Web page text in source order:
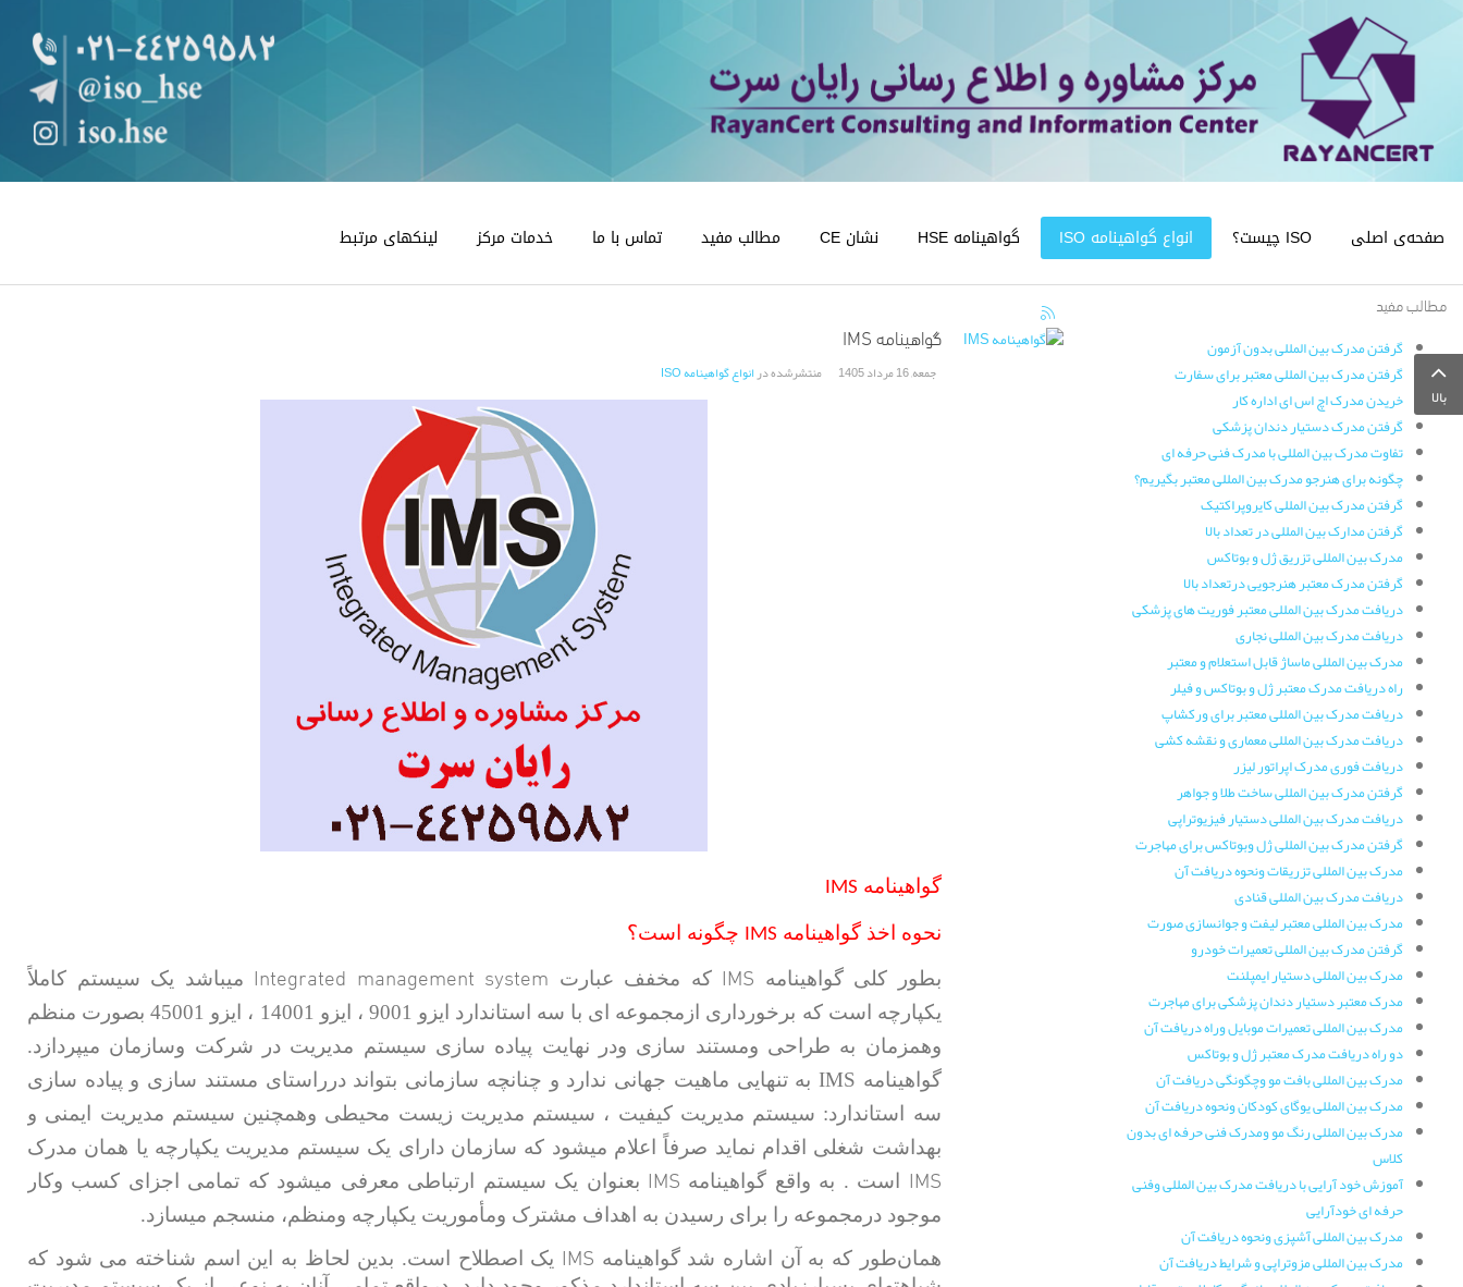
صفحه‌ی اصلی ISO چیست؟ انواع گواهینامه ISO گواهینامه HSE نشان CE مطالب مفید تماس با ما خدمات مرکز لینکهای مرتبط
مطالب مفید
گرفتن مدرک بین المللی بدون آزمون
گرفتن مدرک بین المللی معتبر برای سفارت
خریدن مدرک اچ اس ای اداره کار
گرفتن مدرک دستیار دندان پزشکی
تفاوت مدرک بین المللی با مدرک فنی حرفه ای
چگونه برای هنرجو مدرک بین المللی معتبر بگیریم؟
گرفتن مدرک بین المللی کایروپراکتیک
گرفتن مدارک بین المللی در تعداد بالا
مدرک بین المللی تزریق ژل و بوتاکس
گرفتن مدرک معتبر هنرجویی درتعداد بالا
دریافت مدرک بین المللی معتبر فوریت های پزشکی
دریافت مدرک بین المللی نجاری
مدرک بین المللی ماساژ قابل استعلام و معتبر
راه دریافت مدرک معتبر ژل و بوتاکس و فیلر
دریافت مدرک بین المللی معتبر برای ورکشاپ
دریافت مدرک بین المللی معماری و نقشه کشی
دریافت فوری مدرک اپراتور لیزر
گرفتن مدرک بین المللی ساخت طلا و جواهر
دریافت مدرک بین المللی دستیار فیزیوتراپی
گرفتن مدرک بین المللی ژل وبوتاکس برای مهاجرت
مدرک بین المللی تزریقات ونحوه دریافت آن
دریافت مدرک بین المللی قنادی
مدرک بین المللی معتبر لیفت و جوانسازی صورت
گرفتن مدرک بین المللی تعمیرات خودرو
مدرک بین المللی دستیار ایمپلنت
مدرک معتبر دستیار دندان پزشکی برای مهاجرت
مدرک بین المللی تعمیرات موبایل وراه دریافت آن
دو راه دریافت مدرک معتبر ژل و بوتاکس
مدرک بین المللی بافت مو وچگونگی دریافت آن
مدرک بین المللی یوگای کودکان ونحوه دریافت آن
مدرک بین المللی رنگ مو ومدرک فنی حرفه ای بدون
کلاس
آموزش خود آرایی با دریافت مدرک بین المللی وفنی
حرفه ای خودآرایی
مدرک بین المللی آشپزی ونحوه دریافت آن
مدرک بین المللی مزوتراپی و شرایط دریافت آن
گواهینامه IMS
جمعه, 16 مرداد 1405 منتشرشده درانواع گواهینامه ISO
گواهینامه IMS
نحوه اخذ گواهینامه IMS چگونه است؟
بطور کلی گواهینامه IMS که مخفف عبارت Integrated management system میباشد یک سیستم کاملاً
یکپارچه است که برخورداری ازمجموعه ای با سه استاندارد ایزو 9001 ، ایزو 14001 ، ایزو 45001 بصورت منظم
وهمزمان به طراحی ومستند سازی ودر نهایت پیاده سازی سیستم مدیریت در شرکت وسازمان میپردازد.
گواهینامه IMS به تنهایی ماهیت جهانی ندارد و چنانچه سازمانی بتواند درراستای مستند سازی و پیاده سازی
سه استاندارد: سیستم مدیریت کیفیت ، سیستم مدیریت زیست محیطی وهمچنین سیستم مدیریت ایمنی و
بهداشت شغلی اقدام نماید صرفاً اعلام میشود که سازمان دارای یک سیستم مدیریت یکپارچه یا همان مدرک
IMS است . به واقع گواهینامه IMS بعنوان یک سیستم ارتباطی معرفی میشود که تمامی اجزای کسب وکار
موجود درمجموعه را برای رسیدن به اهداف مشترک ومأموریت یکپارچه ومنظم، منسجم میسازد.
همان‌طور که به آن اشاره شد گواهینامه IMS یک اصطلاح است. بدین لحاظ به این اسم شناخته می شود که
بالا